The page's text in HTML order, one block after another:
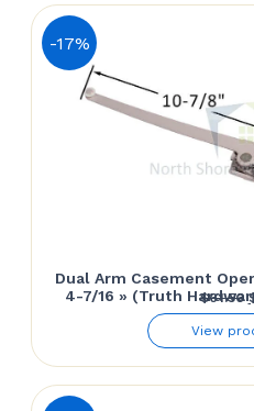
-17%
Dual Arm Casement
4-7/16 » (Truth
$61.50
View